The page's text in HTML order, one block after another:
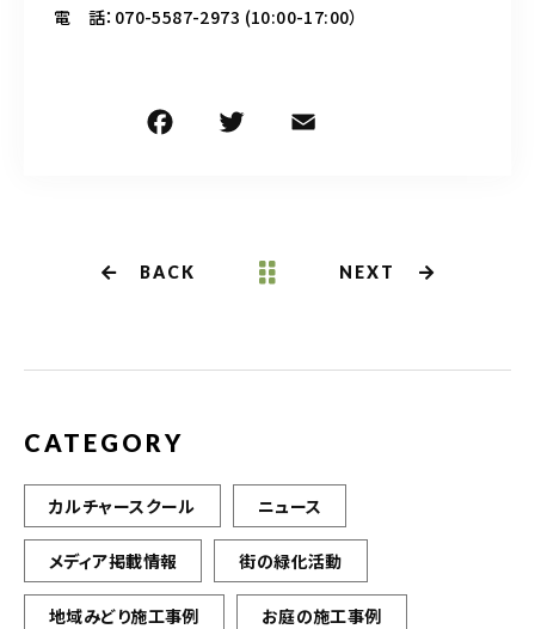
電 話：070-5587-2973 (10:00-17:00）
b r
BACK NEXT
CATEGORY
カルチャースクール ニュース
メディア掲載情報 街の緑化活動
地域みどり施工事例 お庭の施工事例